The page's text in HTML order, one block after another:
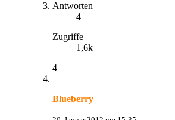
Antworten
4
Zugriffe
1,6k
4
Blueberry